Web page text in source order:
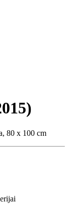
80 x 100 cm